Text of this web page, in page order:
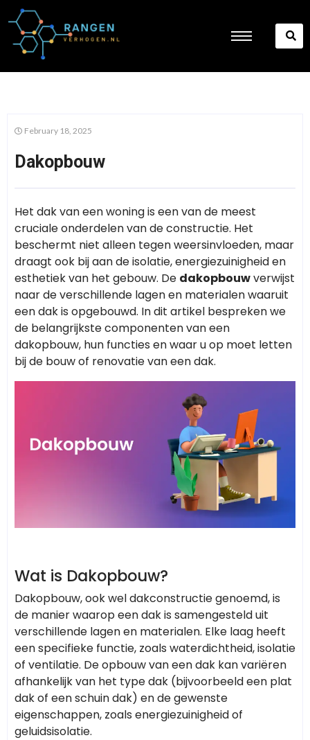
February 18, 2025
Dakopbouw
Het dak van een woning is een van de meest
cruciale onderdelen van de constructie. Het
beschermt niet alleen tegen weersinvloeden, maar
draagt ook bij aan de isolatie, energiezuinigheid en
esthetiek van het gebouw. De dakopbouwverwijst
naar de verschillende lagen en materialen waaruit
een dak is opgebouwd. In dit artikel bespreken we
de belangrijkste componenten van een
dakopbouw, hun functies en waar u op moet letten
bij de bouw of renovatie van een dak.
Wat is Dakopbouw?
Dakopbouw, ook wel dakconstructie genoemd, is
de manier waarop een dak is samengesteld uit
verschillende lagen en materialen. Elke laag heeft
een specifieke functie, zoals waterdichtheid, isolatie
of ventilatie. De opbouw van een dak kan variëren
afhankelijk van het type dak (bijvoorbeeld een plat
dak of een schuin dak) en de gewenste
eigenschappen, zoals energiezuinigheid of
geluidsisolatie.